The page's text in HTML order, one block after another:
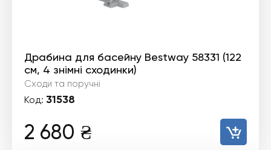
Драбина для басейну Bestway 58331 (122
см, 4 знімні сходинки)
Сходи та поручні
Код: 31538
2 680 ₴